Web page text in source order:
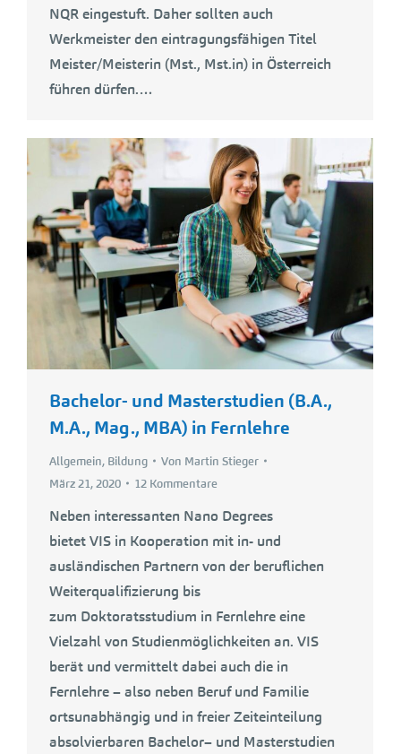
NQR eingestuft. Daher sollten auch
Werkmeister den eintragungsfähigen Titel
Meister/Meisterin (Mst., Mst.in) in Österreich
führen dürfen.…
Bachelor- und Masterstudien (B.A.,
M.A., Mag., MBA) in Fernlehre
Allgemein, Bildung Von Martin Stieger
März 21, 2020
12 Kommentare
Neben interessanten Nano Degrees
bietet VIS in Kooperation mit in- und
ausländischen Partnern von der beruflichen
Weiterqualifizierung bis
zum Doktoratsstudium in Fernlehre eine
Vielzahl von Studienmöglichkeiten an. VIS
berät und vermittelt dabei auch die in
Fernlehre – also neben Beruf und Familie
ortsunabhängig und in freier Zeiteinteilung
absolvierbaren Bachelor– und Masterstudien